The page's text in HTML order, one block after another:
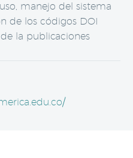
manejo del sistema
de los códigos DOI
la publicaciones